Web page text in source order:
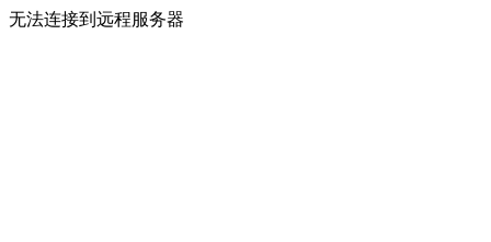
无法连接到远程服务器